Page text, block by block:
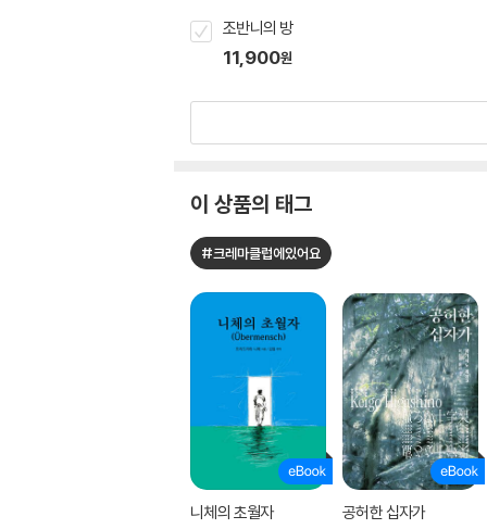
조반니의 방
11,900원
이 상품의 태그
#크레마클럽에있어요
니체의 초월자 공허한 십자가